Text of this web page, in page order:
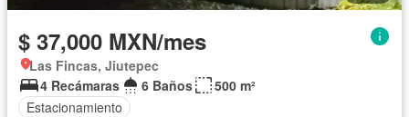
$ 37,000 MXN/mes
Las Fincas, Jiutepec
4 Recámaras
6 Baños
500 m²
Estacionamiento